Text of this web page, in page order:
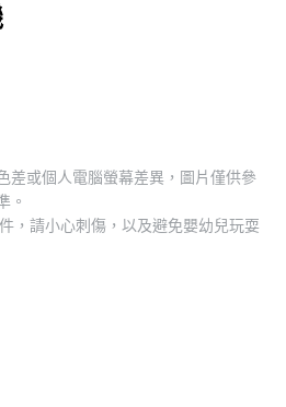
差或個人電腦螢幕差異，圖片僅供參
。
，請小心刺傷，以及避免嬰幼兒玩耍